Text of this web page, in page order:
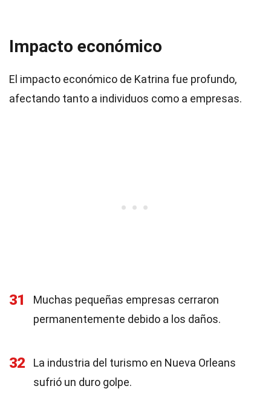
Impacto económico
El impacto económico de Katrina fue profundo,
afectando tanto a individuos como a empresas.
31
Muchas pequeñas empresas cerraron
permanentemente debido a los daños.
32
La industria del turismo en Nueva Orleans
sufrió un duro golpe.